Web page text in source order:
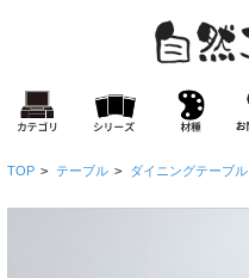
TOP > テーブル > ダイニングテーブル